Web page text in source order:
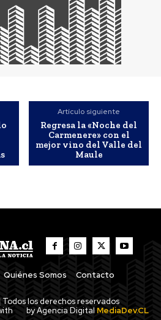
Artículo siguiente
Regresa la «Noche del
Carmenere» con el
mejor vino del Valle del
Maule
Quiénes Somos Contacto
los derechos reservados
by Agencia Digital MediaDev.CL